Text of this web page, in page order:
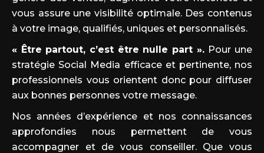
vous assure une visibilité optimale. Des contenus
à votre image, qualifiés, uniques et personnalisés.
« Être partout, c’est être nulle part ». Pour une
stratégie Social Media efficace et pertinente, nos
professionnels vous orientent donc pour diffuser
aux bonnes personnes votre message.
Nos années d’expérience et nos connaissances
approfondies nous permettent de vous
accompagner et de vous conseiller. Que vous